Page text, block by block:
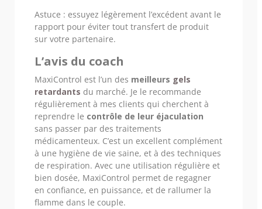
Astuce : essuyez légèrement l’excédent avant le
rapport pour éviter tout transfert de produit
sur votre partenaire.
L’avis du coach
MaxiControl est l’un des meilleurs gels
retardants du marché. Je le recommande
régulièrement à mes clients qui cherchent à
reprendre le contrôle de leur éjaculation
sans passer par des traitements
médicamenteux. C’est un excellent complément
à une hygiène de vie saine, et à des techniques
de respiration. Avec une utilisation régulière et
bien dosée, MaxiControl permet de regagner
en confiance, en puissance, et de rallumer la
flamme dans le couple.